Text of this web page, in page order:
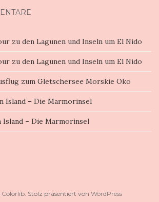
zu den Lagunen und Inseln um El Nido
zu den Lagunen und Inseln um El Nido
zum Gletschersee Morskie Oko
Island – Die Marmorinsel
Island – Die Marmorinsel
Colorlib. Stolz präsentiert von WordPress